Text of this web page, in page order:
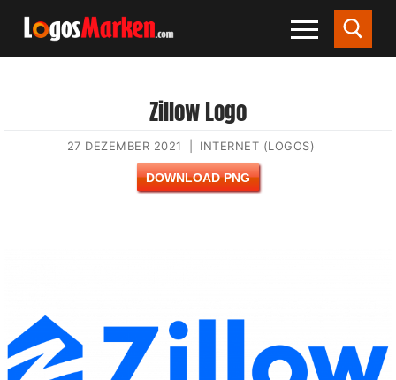
Zillow Logo
27 DEZEMBER 2021 INTERNET (LOGOS)
DOWNLOAD PNG